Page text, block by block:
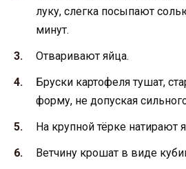
луку, слегка посыпают
минут.
Отваривают яйца.
Бруски картофеля тушат,
форму, не допуская
На крупной тёрке натирают
Ветчину крошат в виде